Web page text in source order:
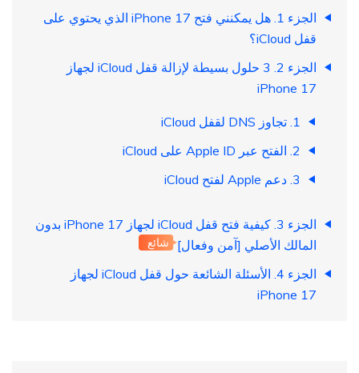
الجزء 1. هل يمكنني فتح iPhone 17 الذي يحتوي على
قفل iCloud؟
الجزء 2. 3 حلول بسيطة لإزالة قفل iCloud لجهاز
iPhone 17
1. تجاوز DNS لقفل iCloud
2. الفتح عبر Apple ID على iCloud
3. دعم Apple لفتح iCloud
الجزء 3. كيفية فتح قفل iCloud لجهاز iPhone 17 بدون
المالك الأصلي [آمن وفعال]
شائع
الجزء 4. الأسئلة الشائعة حول قفل iCloud لجهاز
iPhone 17